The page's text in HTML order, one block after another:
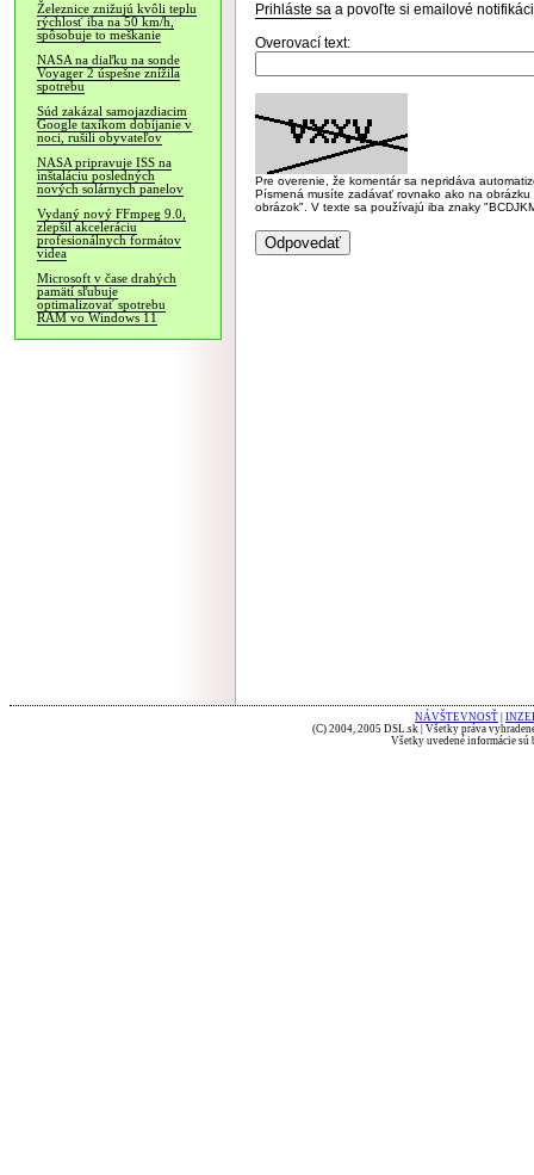
Železnice znižujú kvôli teplu
rýchlosť iba na 50 km/h,
spôsobuje to meškanie
NASA na diaľku na sonde
Voyager 2 úspešne znížila
spotrebu
Súd zakázal samojazdiacim
Google taxíkom dobíjanie v
noci, rušili obyvateľov
NASA pripravuje ISS na
inštaláciu posledných
nových solárnych panelov
Vydaný nový FFmpeg 9.0,
zlepšil akceleráciu
profesionálnych formátov
videa
Microsoft v čase drahých
pamätí sľubuje
optimalizovať spotrebu
RAM vo Windows 11
Prihláste sa a povoľte si emailové
Overovací text:
Pre overenie, že komentár sa nepridáva
Písmená musíte zadávať rovnako ako na
obrázok". V texte sa používajú iba znaky
NÁVŠTEVNOSŤ
(C) 2004, 2005 DSL.sk | Všetky práva
Všetky uvedené informácie sú